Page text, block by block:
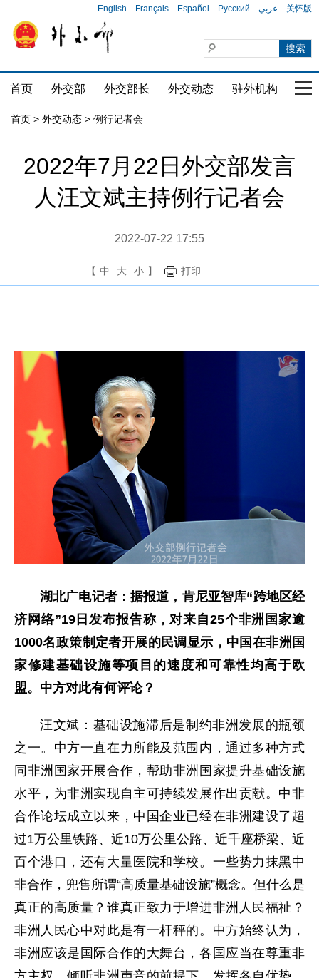
English Français Español Русский عربي 关怀版
首页 外交部 外交部长 外交动态 驻外机构 国
首页 > 外交动态 > 例行记者会
2022年7月22日外交部发言
人汪文斌主持例行记者会
2022-07-22 17:55
【 中 大 小 】 打印
湖北广电记者：据报道，肯尼亚智库“跨地区经
济网络”19日发布报告称，对来自25个非洲国家逾
1000名政策制定者开展的民调显示，中国在非洲国
家修建基础设施等项目的速度和可靠性均高于欧
盟。中方对此有何评论？
汪文斌：基础设施滞后是制约非洲发展的瓶颈
之一。中方一直在力所能及范围内，通过多种方式
同非洲国家开展合作，帮助非洲国家提升基础设施
水平，为非洲实现自主可持续发展作出贡献。中非
合作论坛成立以来，中国企业已经在非洲建设了超
过1万公里铁路、近10万公里公路、近千座桥梁、近
百个港口，还有大量医院和学校。一些势力抹黑中
非合作，兜售所谓“高质量基础设施”概念。但什么是
真正的高质量？谁真正致力于增进非洲人民福祉？
非洲人民心中对此是有一杆秤的。中方始终认为，
非洲应该是国际合作的大舞台，各国应当在尊重非